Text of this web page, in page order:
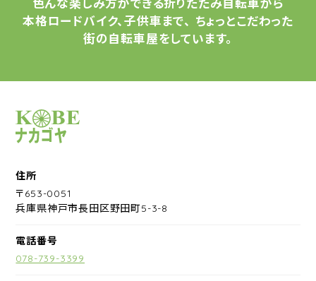
色んな楽しみ方ができる折りたたみ自転車から
本格ロードバイク、子供車まで、 ちょっとこだわった
街の自転車屋をしています。
サイクルショップナカゴヤ
住所
〒653-0051
兵庫県神戸市長田区野田町5-3-8
電話番号
078-739-3399